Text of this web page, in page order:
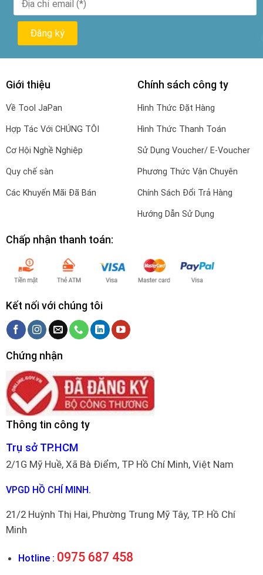
Giới thiệu
Về Tool JaPan
Hợp Tác Với CHÚNG TÔI
Cơ Hội Nghề Nghiệp
Quy chế sàn
Các Khuyến Mãi Đã Bán
Chính sách công ty
Hình Thức Đặt Hàng
Hình Thức Thanh Toán
Sử Dụng Voucher/ E-Voucher
Phương Thức Vận Chuyên
Chính Sách Đổi Trả Hàng
Hướng Dẫn Sử Dụng
Chấp nhận thanh toán:
Kết nối với chúng tôi
Chứng nhận
Thông tin công ty
Trụ sở TP.HCM
2/1G Mỹ Huề, Xã Bà Điểm, TP Hồ Chí Minh, Việt Nam
VPGD HỒ CHÍ MINH.
21/2 Huỳnh Thị Hai, Phường Trung Mỹ Tây, TP. Hồ Chí
Minh
Hotline : 0975 687 458